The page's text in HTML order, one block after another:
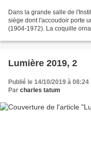
Dans la grande salle de
siège dont l'accoudoir porte
(1904-1972). La coquille
Lumière 2019, 2
Publié le 14/10/2019 à 08:24
Par charles tatum